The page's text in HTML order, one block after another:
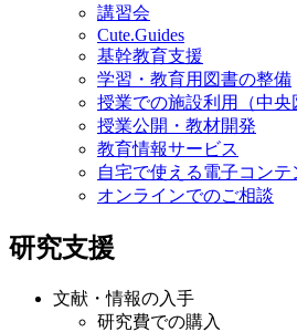
講習会
Cute.Guides
基幹教育支援
学習・教育用図書の整備
授業での施設利用（中央
授業公開・教材開発
教育情報サービス
自宅で使える電子コンテ
オンラインでのご相談
研究支援
文献・情報の入手
研究費での購入